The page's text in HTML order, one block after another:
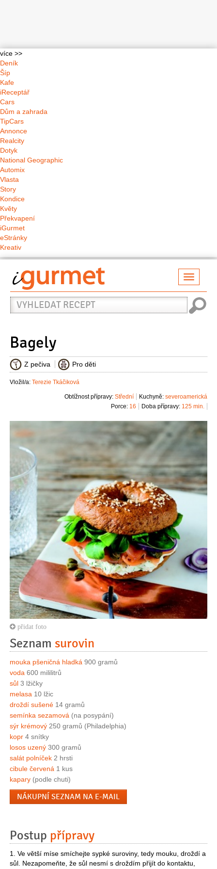
více >>
Deník
Šíp
Kafe
iReceptář
Cars
Dům a zahrada
TipCars
Annonce
Realcity
Dotyk
National Geographic
Automix
Vlasta
Story
Kondice
Květy
Překvapení
iGurmet
eStránky
Kreativ
Vyhledat
recept
Bagely
Z pečiva Pro děti
Vložil/a: Terezie Tkáčiková
Kuchyně: severoamerická
Obtížnost přípravy: Střední
Doba přípravy: 125 min.
Porce: 16
přidat foto
Seznam surovin
mouka pšeničná hladká 900 gramů
voda 600 mililitrů
sůl 3 lžičky
melasa 10 lžic
droždí sušené 14 gramů
semínka sezamová (na posypání)
sýr krémový 250 gramů (Philadelphia)
kopr 4 snítky
losos uzený 300 gramů
salát polníček 2 hrsti
cibule červená 1 kus
kapary (podle chuti)
NÁKUPNÍ SEZNAM NA E-MAIL
Postup přípravy
1. Ve větší míse smíchejte sypké suroviny, tedy mouku, droždí a
sůl. Nezapomeňte, že sůl nesmí s droždím přijít do kontaktu,